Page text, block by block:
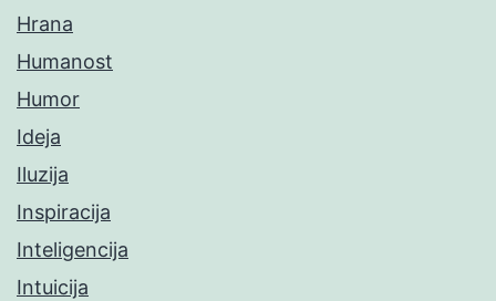
Hrana
Humanost
Humor
Ideja
Iluzija
Inspiracija
Inteligencija
Intuicija